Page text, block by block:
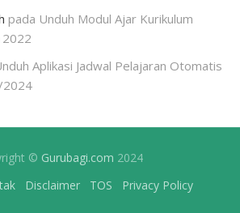
pada Unduh Modul Ajar Kurikulum
2022
Aplikasi Jadwal Pelajaran Otomatis
2024
© Gurubagi.com 2024
Disclaimer TOS Privacy Policy